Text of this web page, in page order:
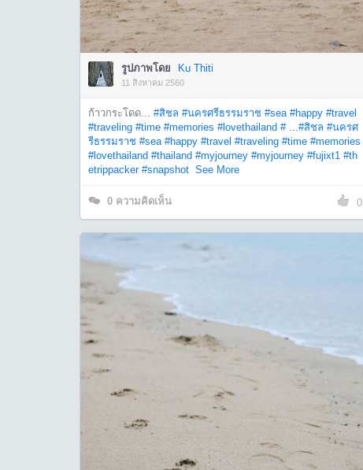
รูปภาพโดย Ku Thiti
11 สิงหาคม 2560
ก้าวกระโดด... #สิชล #นครศรีธรรมราช #sea #happy #travel
#traveling #time #memories #lovethailand # ...#สิชล #นครศ
รีธรรมราช #sea #happy #travel #traveling #time #memories
#lovethailand #thailand #myjourney #myjourney #fujixt1 #th
etrippacker #snapshot See More
0 ความคิดเห็น 0